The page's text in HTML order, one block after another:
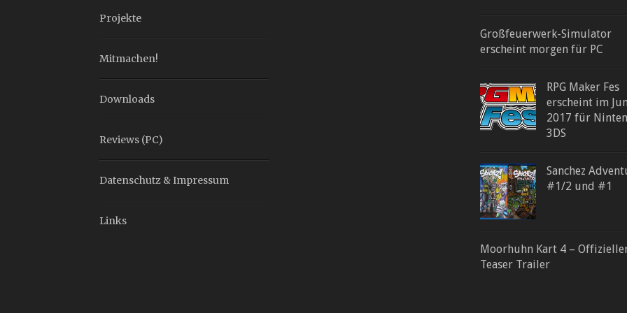
Projekte
Mitmachen!
Downloads
Reviews (PC)
Datenschutz & Impressum
Links
Großfeuerwerk-Simulator
erscheint morgen für PC
RPG Maker Fes
erscheint im
2017 für
3DS
Sanchez
#1/2 und #1
Moorhuhn Kart 4 –
Teaser Trailer